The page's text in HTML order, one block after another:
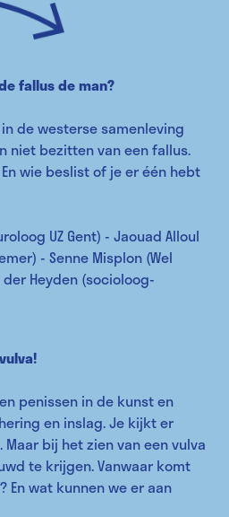
fallus de man?
de westerse samenleving
niet bezitten van een fallus.
wie beslist of je er één hebt
UZ Gent) - Jaouad Alloul
- Senne Misplon (Wel
Heyden (socioloog-
penissen in de kunst en
en inslag. Je kijkt er
bij het zien van een vulva
te krijgen. Vanwaar komt
wat kunnen we er aan